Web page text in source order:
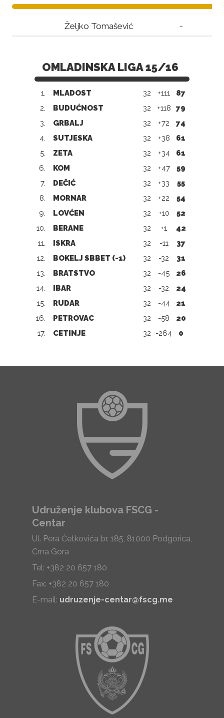
Željko Tomašević -
OMLADINSKA LIGA 15/16
1. MLADOST 32 +111
87
2.
BUDUĆNOST 32 +118
79
3.
GRBALJ 32 +72
74
4.
SUTJESKA 32 +38
61
5.
ZETA 32 +34
61
6.
KOM 32 +47
59
7.
DEČIĆ 32 +33
55
8.
MORNAR 32 +22
54
9.
LOVĆEN 32 +10
52
10.
BERANE 32 +1
42
11.
ISKRA 32 -11
37
12.
BOKELJ SBBET (-1) 32 -32
31
13.
BRATSTVO 32 -45
26
14.
IBAR 32 -32
24
15.
RUDAR 32 -44
21
16.
PETROVAC 32 -58
20
17.
CETINJE 32 -264 0
Udruženje klubova FSCG -
Centar
Ul. Pera Ćetkovića br. 185, 81000 Podgorica,
Crna Gora
Tel: +382 20 657 180
Fax: +382 20 657 180
E-mail: udruzenje-centar@fscg.me